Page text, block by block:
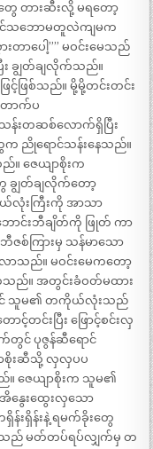
တွေ တားဆီးလို့ မရတော့
င်သဘောမတူလဲကျမက
ာပေါ့”” မဝင်းမေသည်
း ချွတ်ချလိုက်သည်။
ဖြစ်သည်။ မို့မို့တင်းတင်း
ောက်ပ
န်းတဆစ်လောက်ရှိပြီး
က ညိုရောင်သန်းနေသည်။
ည်။ ဇေယျာစိုးက
ချွတ်ချလိုက်တော့
ယ်လုံးကြီးကို အာသာ
ောင်းဘီချိတ်ကို ဖြုတ် ကာ
စ်ကြားမှ သန်မာသော
ာသည်။ မဝင်းမေကတော့
သည်။ အတွင်းခံဝတ်မထား
ပင် သူမ၏ တကိုယ်လုံးသည်
တင်းပြီး ဖြောင့်စင်းလှ
တွင် ပုဇွန်ဆီရောင်
ာစိုးဆီသို့ လှလှပပ
။ ဇေယျာစိုးက သူမ၏
နွေးထွေးလှသော
းရှိန်းနဲ့ ရမက်ခိုးတွေ
သည် မတ်တပ်ရပ်လျှက်မှ တ